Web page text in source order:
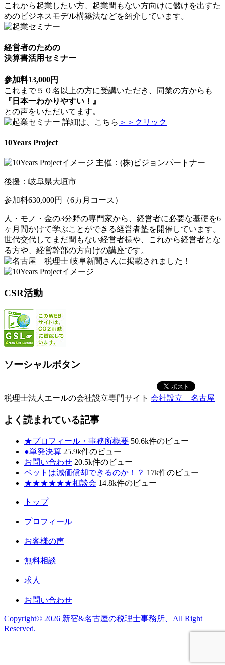
これから起業したい方、起業間もない方向けに儲けを出すた
めのビジネスモデル構築法などを紹介しています。
経営者のための
決算書活用セミナー
参加料13,000円
これまで５０名以上の方に受講いただき、同業の方からも
『日本一わかりやすい！』
との声をいただいてます。
詳細は、こちら ＞＞クリック
10Years Project
主催：(株)ビジョンパートナー
後援：岐阜県大垣市
参加料630,000円（6カ月コース）
人・モノ・金の3分野の専門家から、経営者に必要な基礎を6
ヶ月間かけて学ぶことができる経営者塾を開催しています。
世代交代してまだ間もない経営者様や、これから経営者とな
る方や、経営幹部の方向けの講座です。
岐阜新聞さんに掲載されました！
CSR活動
ソーシャルボタン
税理士法人エールの会社設立専門サイト 会社設立 名古屋
よく読まれている記事
★プロフィール・事務所概要 50.6k件のビュー
●単発決算 25.9k件のビュー
お問い合わせ 20.5k件のビュー
ペットは減価償却できるのか！？ 17k件のビュー
★★★★★★相談会 14.8k件のビュー
トップ
|
プロフィール
|
お客様の声
|
無料相談
|
求人
|
お問い合わせ
Copyright© 2026 新宿&名古屋の税理士事務所、All Right
Reserved.